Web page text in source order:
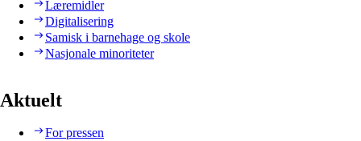
Læremidler
Digitalisering
Samisk i barnehage og skole
Nasjonale minoriteter
Aktuelt
For pressen